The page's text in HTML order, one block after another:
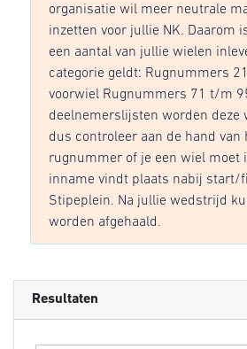
organisatie wil meer neutrale
inzetten voor jullie NK. Daarom
een aantal van jullie wielen
categorie geldt: Rugnummers
voorwiel Rugnummers 71 t/m
deelnemerslijsten worden deze
dus controleer aan de hand van
rugnummer of je een wiel moet
inname vindt plaats nabij start/
Stipeplein. Na jullie wedstrijd
worden afgehaald.
Resultaten